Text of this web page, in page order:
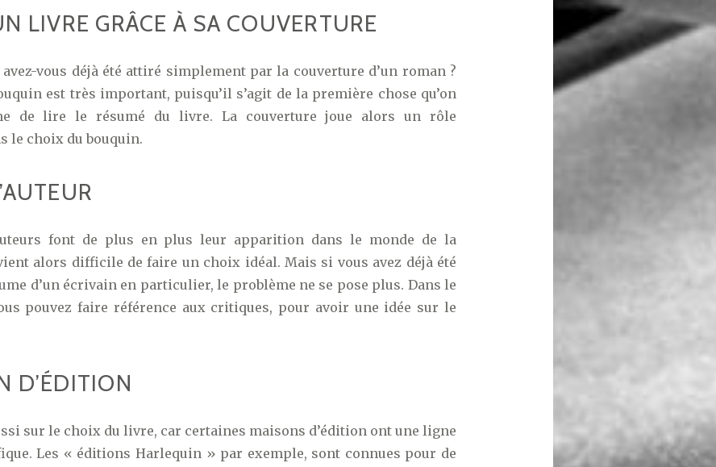
LIVRE GRÂCE À SA COUVERTURE
vous déjà été attiré simplement par la couverture d’un roman ?
est très important, puisqu’il s’agit de la première chose qu’on
de lire le résumé du livre. La couverture joue alors un rôle
le choix du bouquin.
font de plus en plus leur apparition dans le monde de la
alors difficile de faire un choix idéal. Mais si vous avez déjà été
d’un écrivain en particulier, le problème ne se pose plus. Dans le
pouvez faire référence aux critiques, pour avoir une idée sur le
D’ÉDITION
sur le choix du livre, car certaines maisons d’édition ont une ligne
Les « éditions Harlequin » par exemple, sont connues pour de